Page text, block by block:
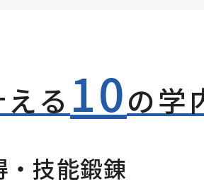
BYODの実施につ
る 10の学
・技能鍛錬